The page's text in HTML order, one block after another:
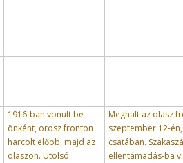
1916-ban vonult be
önként, orosz fronton
harcolt előbb, majd az
olaszon. Utolsó
Meghalt az olasz
szeptember 12-
csatában.
ellentámadás-ba